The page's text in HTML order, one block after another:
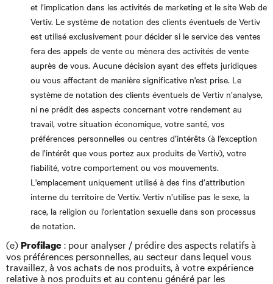
et l’implication dans les activités de marketing et le site Web de
Vertiv. Le système de notation des clients éventuels de Vertiv
est utilisé exclusivement pour décider si le service des ventes
fera des appels de vente ou mènera des activités de vente
auprès de vous. Aucune décision ayant des effets juridiques
ou vous affectant de manière significative n'est prise. Le
système de notation des clients éventuels de Vertiv n’analyse,
ni ne prédit des aspects concernant votre rendement au
travail, votre situation économique, votre santé, vos
préférences personnelles ou centres d’intérêts (à l’exception
de l’intérêt que vous portez aux produits de Vertiv), votre
fiabilité, votre comportement ou vos mouvements.
L'emplacement uniquement utilisé à des fins d’attribution
interne du territoire de Vertiv. Vertiv n’utilise pas le sexe, la
race, la religion ou l'orientation sexuelle dans son processus
de notation.
(e)Profilage: pour analyser / prédire des aspects relatifs à
vos préférences personnelles, au secteur dans lequel vous
travaillez, à vos achats de nos produits, à votre expérience
relative à nos produits et au contenu généré par les